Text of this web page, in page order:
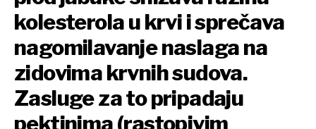
kolesterola u krvi i sprečava
nagomilavanje naslaga na
zidovima krvnih sudova.
Zasluge za to pripadaju
pektinima (rastopivim